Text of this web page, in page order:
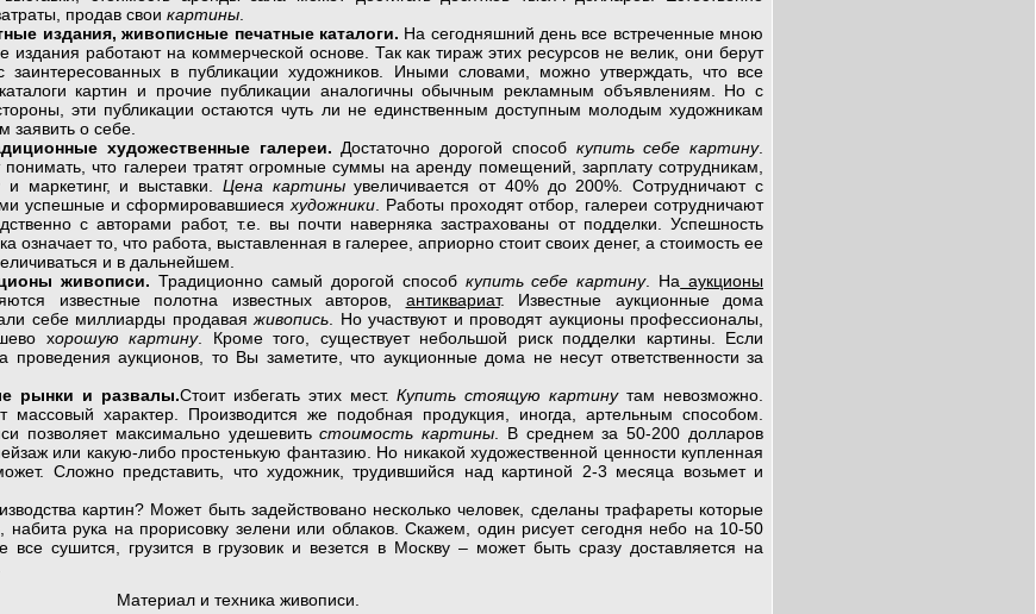
продав свои картины
издания, живописные печатные каталоги. На сегодняшний день все встреченные мною
издания работают на коммерческой основе. Так как тираж этих ресурсов не велик, они берут
заинтересованных в публикации художников. Иными словами, можно утверждать, что все
картин и прочие публикации аналогичны обычным рекламным объявлениям. Но с
эти публикации остаются чуть ли не единственным доступным молодым художникам
заявить о себе.
художественные галереи. Достаточно дорогой способ купить себе картину.
понимать, что галереи тратят огромные суммы на аренду помещений, зарплату сотрудникам,
и маркетинг, и выставки. Цена картиныувеличивается от 40% до 200%. Сотрудничают с
успешные и сформировавшиеся художники . Работы проходят отбор, галереи сотрудничают
с авторами работ, т.е. вы почти наверняка застрахованы от подделки. Успешность
означает то, что работа, выставленная в галерее, априорно стоит своих денег, а стоимость ее
и в дальнейшем.
живописи.Традиционно самый дорогой способ купить себе картину. На аукционы
известные полотна известных авторов, антиквариат. Известные аукционные дома
себе миллиарды продавая живопись . Но участвуют и проводят аукционы профессионалы,
хорошую картину. Кроме того, существует небольшой риск подделки картины. Если
проведения аукционов, то Вы заметите, что аукционные дома не несут ответственности за
рынки и развалы.Стоит избегать этих мест.Купить стоящую картинутам невозможно.
массовый характер. Производится же подобная продукция, иногда, артельным способом.
позволяет максимально удешевитьстоимость картины . В среднем за 50-200 долларов
или какую-либо простенькую фантазию. Но никакой художественной ценности купленная
Сложно представить, что художник, трудившийся над картиной 2-3 месяца возьмет и
картин? Может быть задействовано несколько человек, сделаны трафареты которые
рука на прорисовку зелени или облаков. Скажем, один рисует сегодня небо на 10-50
все сушится, грузится в грузовик и везется в Москву – может быть сразу доставляется на
Материал и техника живописи.